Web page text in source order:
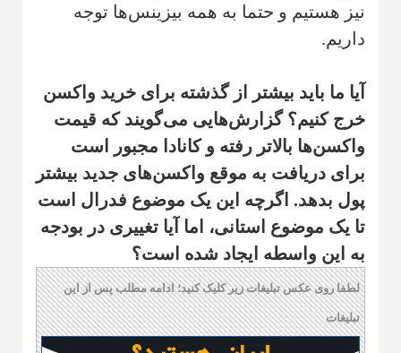
نیز هستیم و حتما به همه بیزینس‌ها توجه
داریم.
آیا ما باید بیشتر از گذشته برای خرید واکسن
خرج کنیم؟ گزارش‌هایی می‌گویند که قیمت
واکسن‌ها بالاتر رفته و کانادا مجبور است
برای دریافت به موقع واکسن‌های جدید بیشتر
پول بدهد. اگرچه این یک موضوع فدرال است
تا یک موضوع استانی، اما آیا تغییری در بودجه
به این واسطه ایجاد شده است؟
لطفا روی عکس تبلیغات زیر کلیک کنید؛ ادامه مطلب پس از این
تبلیغات